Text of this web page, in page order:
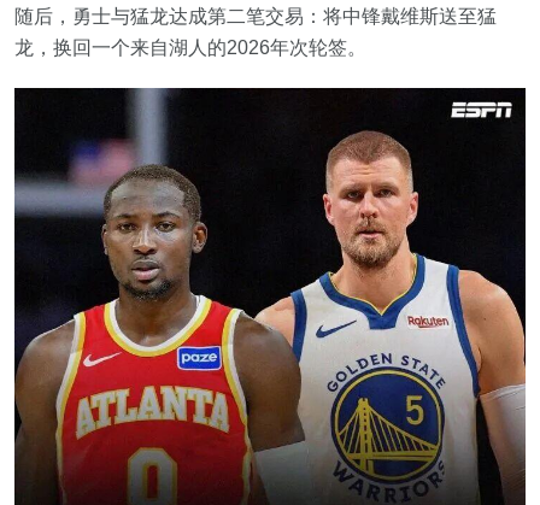
随后，勇士与猛龙达成第二笔交易：将中锋戴维斯送至猛
龙，换回一个来自湖人的2026年次轮签。